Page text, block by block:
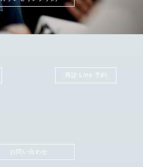
再診 Line 予約
お問い合わせ